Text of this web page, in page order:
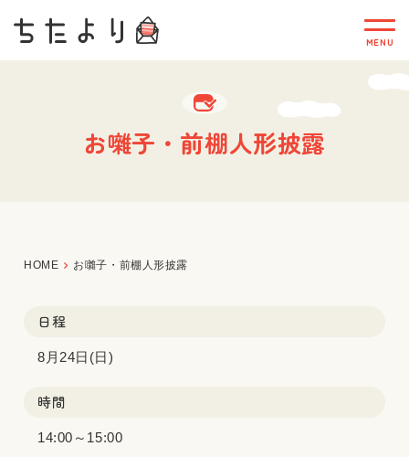
お囃子・前棚人形披露
HOME お囃子・前棚人形披露
日程
8月24日(日)
時間
14:00～15:00